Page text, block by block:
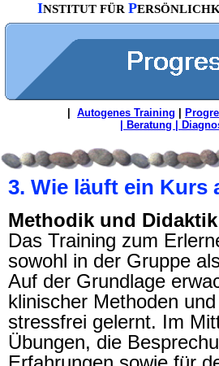
INSTITUT FÜR P
Autogenes Training
| Beratung |
3. Wie läuft ein Kurs
Methodik und Didaktik
Das Training zum
sowohl in der Gruppe
Auf der Grundlage
klinischer Methoden
stressfrei gelernt. Im
Übungen, die